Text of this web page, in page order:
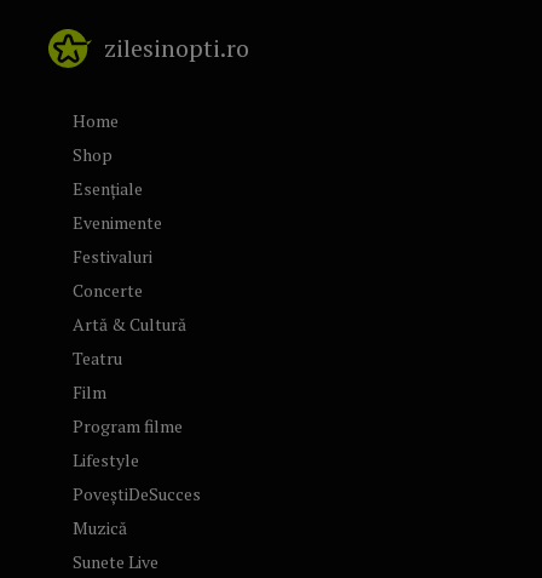
zilesinopti.ro
Home
Shop
Esențiale
Evenimente
Festivaluri
Concerte
Artă & Cultură
Teatru
Film
Program filme
Lifestyle
PoveștiDeSucces
Muzică
Sunete Live